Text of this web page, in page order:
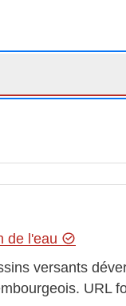
de l'eau
versants
URL